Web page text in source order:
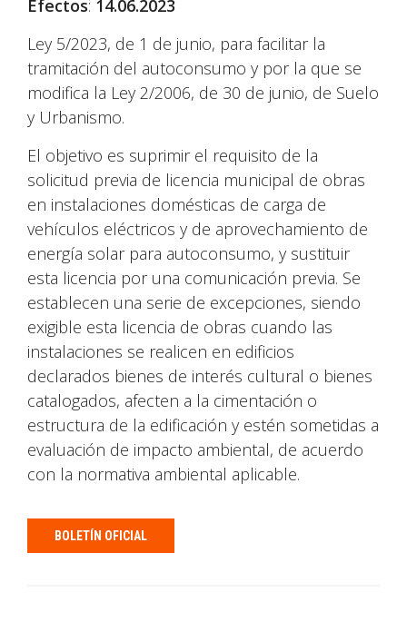
Efectos: 14.06.2023
Ley 5/2023, de 1 de junio, para facilitar la
tramitación del autoconsumo y por la que se
modifica la Ley 2/2006, de 30 de junio, de Suelo
y Urbanismo.
El objetivo es suprimir el requisito de la
solicitud previa de licencia municipal de obras
en instalaciones domésticas de carga de
vehículos eléctricos y de aprovechamiento de
energía solar para autoconsumo, y sustituir
esta licencia por una comunicación previa. Se
establecen una serie de excepciones, siendo
exigible esta licencia de obras cuando las
instalaciones se realicen en edificios
declarados bienes de interés cultural o bienes
catalogados, afecten a la cimentación o
estructura de la edificación y estén sometidas a
evaluación de impacto ambiental, de acuerdo
con la normativa ambiental aplicable.
BOLETÍN OFICIAL